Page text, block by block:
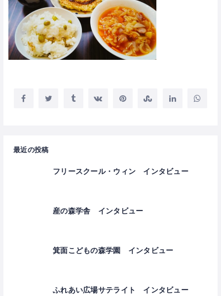
最近の投稿
フリースクール・ウィン インタビュー
産の森学舎 インタビュー
箕面こどもの森学園 インタビュー
ふれあい広場サテライト インタビュー